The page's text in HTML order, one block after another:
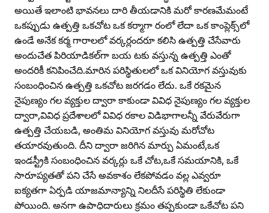
అయితే ఇలాంటి భావనలు దారి తీయడానికి మరో కారణమేమంటే
ఒకప్పుడు ఉత్పత్తి ఒకచోట ఒక కర్మాగా రంలో లేదా ఒక కాంప్లెక్స్‌లో
ఉండే అనేక కర్మ గారాలలో వర్కర్లందరూ కలిసి ఉత్పత్తి చేసేవారు
అందుచేత పిరియాడికల్‌గా బయ టకు వస్తున్న ఉత్పత్తి ఎంతో
అందరికీ కనిపించేది.మారిన పరిస్థితులలో ఒక వినియోగ వస్తువుకు
సంబంధించిన ఉత్పత్తి ఒకచోట జరగడం లేదు. ఒకే రకమైన
నైపుణ్యం గల వ్యక్తుల ద్వారా కాకుండా వివిధ నైపుణ్యం గల వ్యక్తుల
ద్వారా,వివిధ ప్రదేశాలలో వివిధ రకాల విడిభాగాలన్నీ వేరువేరుగా
ఉత్పత్తి చేయబడి, అంతిమ వినియోగ వస్తువు మరోచోట
తయారవుతుంది. దీని ద్వారా జరిగిన మార్పు ఏమంటే,ఒక
ఇండస్ట్రీకి సంబంధించిన వర్కర్లు ఒకే చోట,ఒకే సమయానికి, ఒకే
సారూప్యతతో పని చేసే అవకాశం లేకపోవడం వల్ల ఎవ్వరూ
ఐక్యతగా ఏర్పడి యాజమాన్యాన్ని నిలదీసే పరిస్థితి లేకుండా
పోయింది. అనగా ఉపాధిదారులు క్రమం తప్పకుండా ఒకేచోట పని